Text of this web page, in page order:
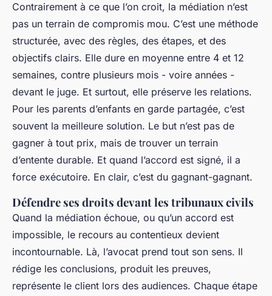
Contrairement à ce que l’on croit, la médiation n’est
pas un terrain de compromis mou. C’est une méthode
structurée, avec des règles, des étapes, et des
objectifs clairs. Elle dure en moyenne entre 4 et 12
semaines, contre plusieurs mois - voire années -
devant le juge. Et surtout, elle préserve les relations.
Pour les parents d’enfants en garde partagée, c’est
souvent la meilleure solution. Le but n’est pas de
gagner à tout prix, mais de trouver un terrain
d’entente durable. Et quand l’accord est signé, il a
force exécutoire. En clair, c’est du gagnant-gagnant.
Défendre ses droits devant les tribunaux civils
Quand la médiation échoue, ou qu’un accord est
impossible, le recours au contentieux devient
incontournable. Là, l’avocat prend tout son sens. Il
rédige les conclusions, produit les preuves,
représente le client lors des audiences. Chaque étape